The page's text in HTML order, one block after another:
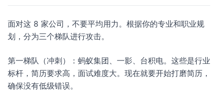
面对这 8 家公司，不要平均用力。根据你的专业和职业规
划，分为三个梯队进行攻击。
第一梯队（冲刺）：蚂蚁集团、一影、台积电。这些是行业
标杆，简历要求高，面试难度大。现在就要开始打磨简历，
确保没有低级错误。